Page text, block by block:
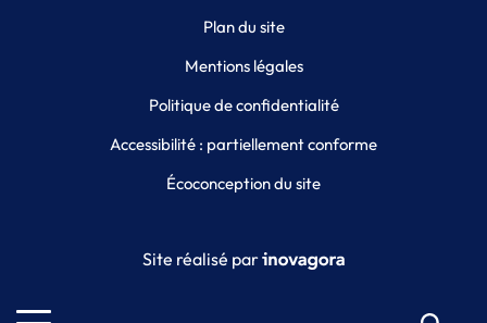
Plan du site
Mentions légales
Politique de confidentialité
Accessibilité : partiellement conforme
Écoconception du site
Site réalisé parInovagora (ouverture dans